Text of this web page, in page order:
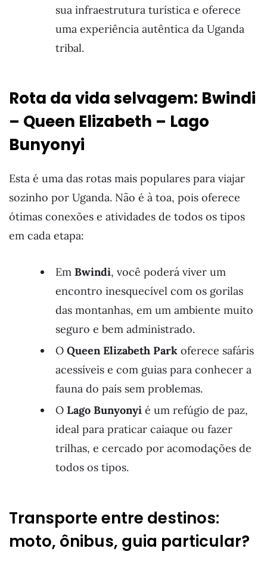
sua infraestrutura turística e oferece
uma experiência autêntica da Uganda
tribal.
Rota da vida selvagem: Bwindi
– Queen Elizabeth – Lago
Bunyonyi
Esta é uma das rotas mais populares para viajar
sozinho por Uganda. Não é à toa, pois oferece
ótimas conexões e atividades de todos os tipos
em cada etapa:
Em Bwindi, você poderá viver um
encontro inesquecível com os gorilas
das montanhas, em um ambiente muito
seguro e bem administrado.
O Queen Elizabeth Park oferece safáris
acessíveis e com guias para conhecer a
fauna do país sem problemas.
O Lago Bunyonyi é um refúgio de paz,
ideal para praticar caiaque ou fazer
trilhas, e cercado por acomodações de
todos os tipos.
Transporte entre destinos:
moto, ônibus, guia particular?